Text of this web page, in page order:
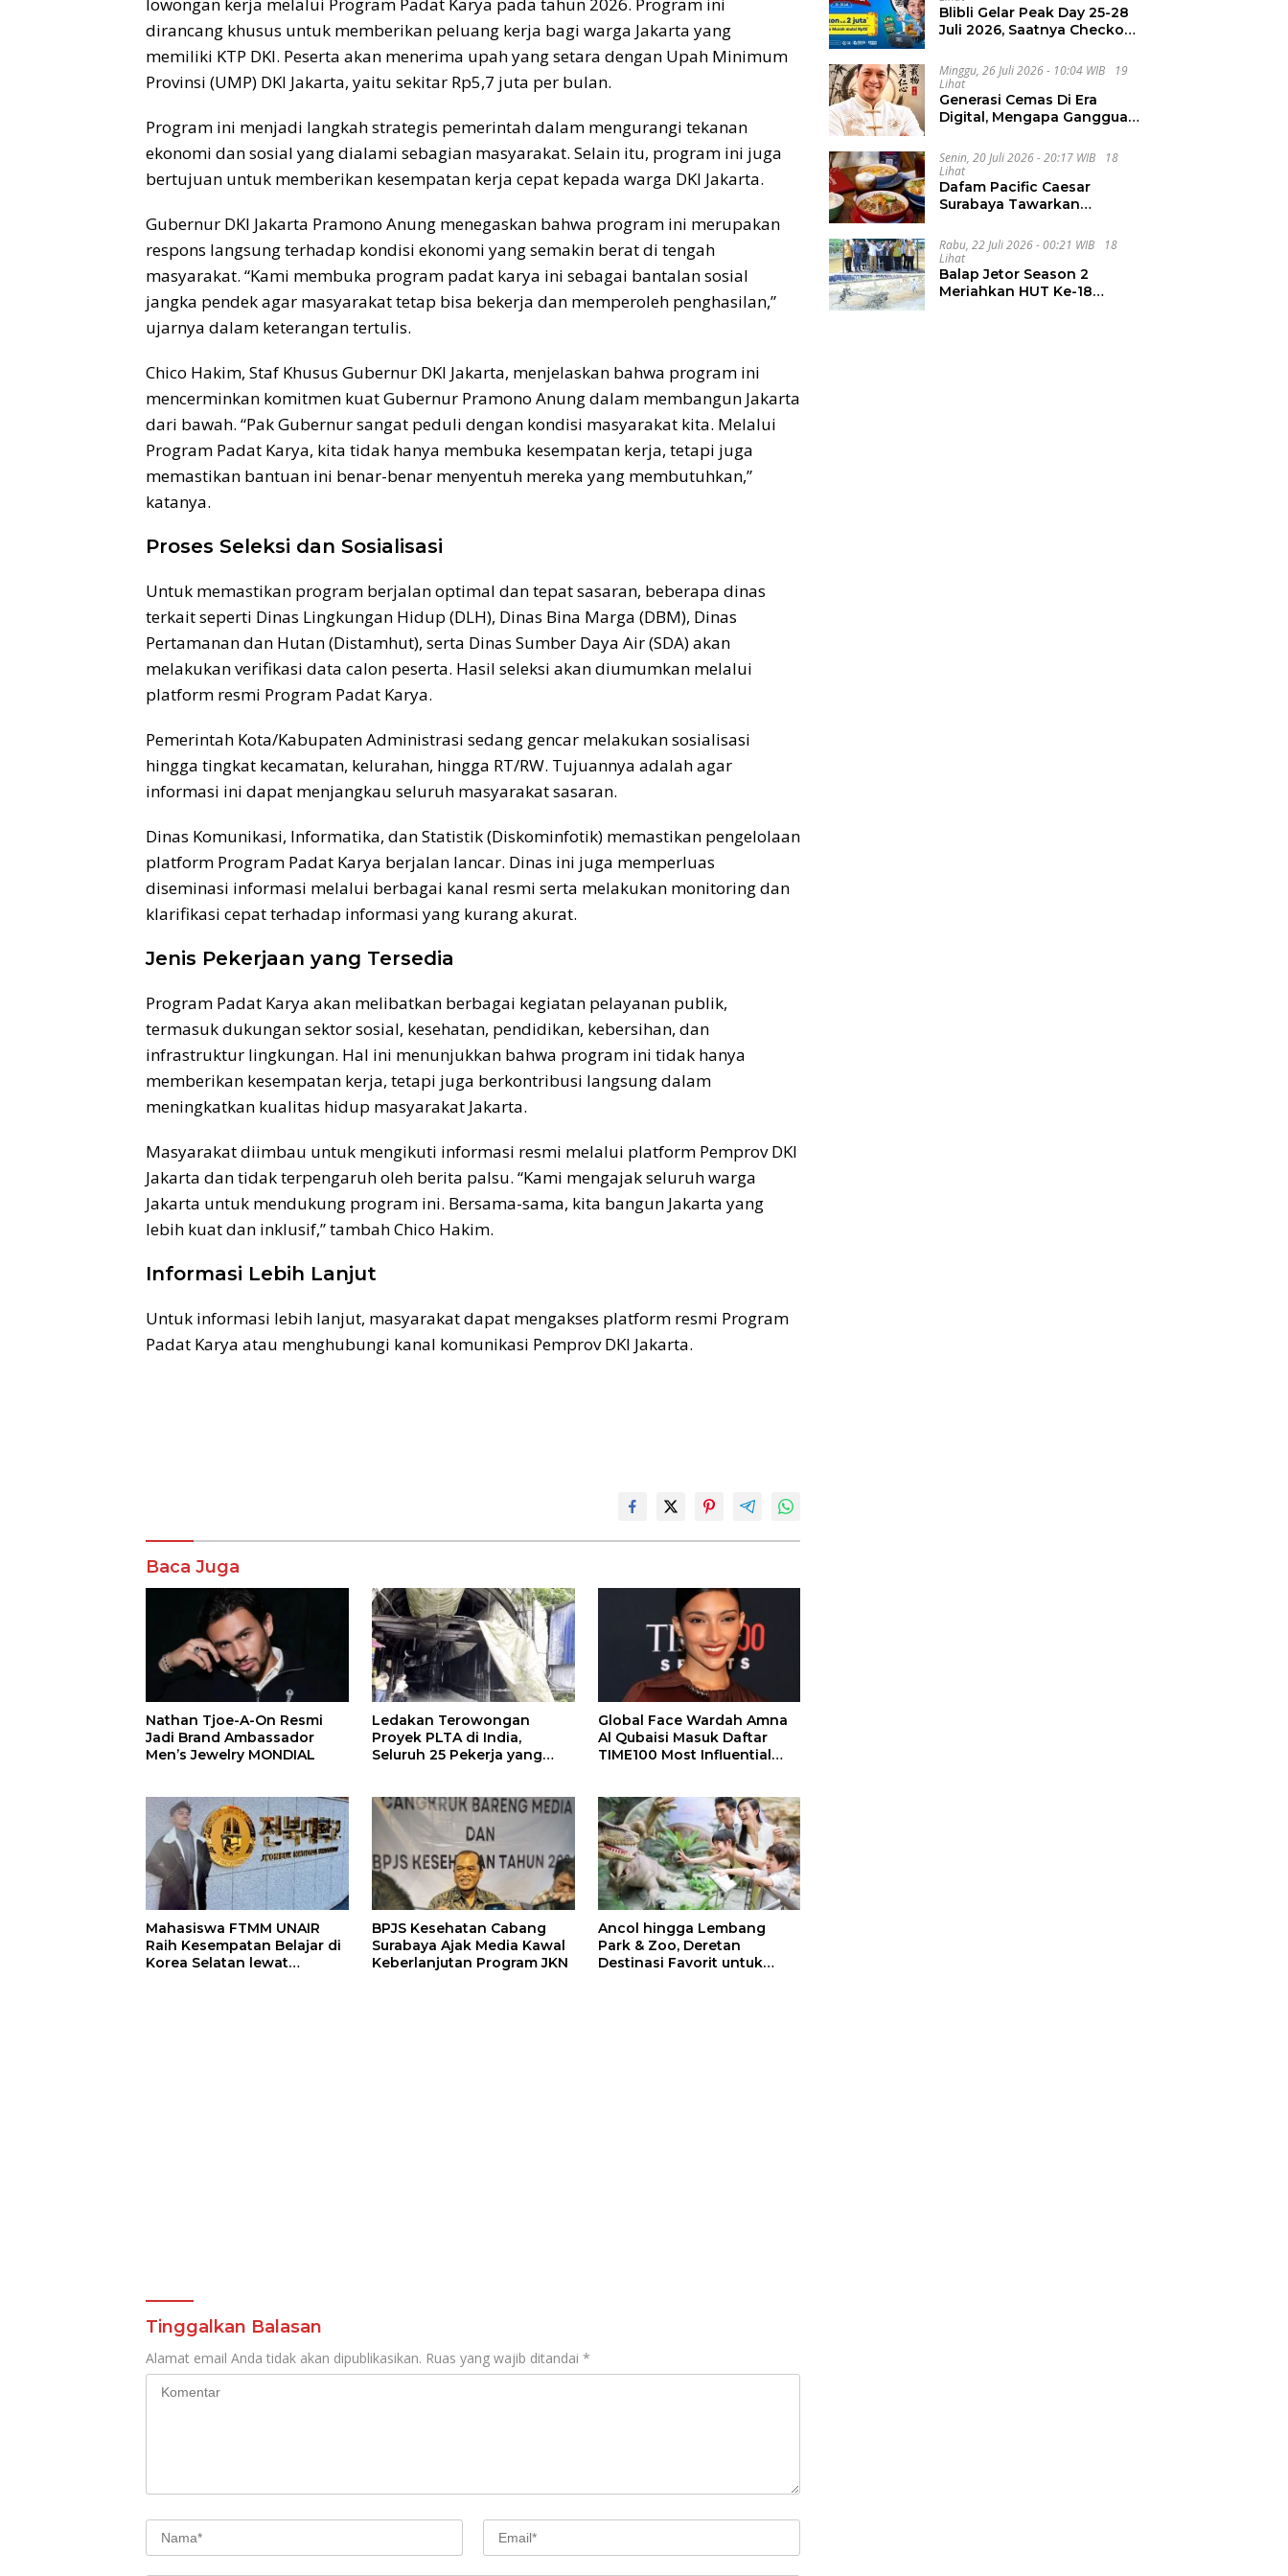
dirancang khusus untuk memberikan peluang kerja bagi warga Jakarta yang
memiliki KTP DKI. Peserta akan menerima upah yang setara dengan Upah Minimum
Provinsi (UMP) DKI Jakarta, yaitu sekitar Rp5,7 juta per bulan.
Program ini menjadi langkah strategis pemerintah dalam mengurangi tekanan
ekonomi dan sosial yang dialami sebagian masyarakat. Selain itu, program ini juga
bertujuan untuk memberikan kesempatan kerja cepat kepada warga DKI Jakarta.
Gubernur DKI Jakarta Pramono Anung menegaskan bahwa program ini merupakan
respons langsung terhadap kondisi ekonomi yang semakin berat di tengah
masyarakat. “Kami membuka program padat karya ini sebagai bantalan sosial
jangka pendek agar masyarakat tetap bisa bekerja dan memperoleh penghasilan,”
ujarnya dalam keterangan tertulis.
Chico Hakim, Staf Khusus Gubernur DKI Jakarta, menjelaskan bahwa program ini
mencerminkan komitmen kuat Gubernur Pramono Anung dalam membangun Jakarta
dari bawah. “Pak Gubernur sangat peduli dengan kondisi masyarakat kita. Melalui
Program Padat Karya, kita tidak hanya membuka kesempatan kerja, tetapi juga
memastikan bantuan ini benar-benar menyentuh mereka yang membutuhkan,”
katanya.
Proses Seleksi dan Sosialisasi
Untuk memastikan program berjalan optimal dan tepat sasaran, beberapa dinas
terkait seperti Dinas Lingkungan Hidup (DLH), Dinas Bina Marga (DBM), Dinas
Pertamanan dan Hutan (Distamhut), serta Dinas Sumber Daya Air (SDA) akan
melakukan verifikasi data calon peserta. Hasil seleksi akan diumumkan melalui
platform resmi Program Padat Karya.
Pemerintah Kota/Kabupaten Administrasi sedang gencar melakukan sosialisasi
hingga tingkat kecamatan, kelurahan, hingga RT/RW. Tujuannya adalah agar
informasi ini dapat menjangkau seluruh masyarakat sasaran.
Dinas Komunikasi, Informatika, dan Statistik (Diskominfotik) memastikan pengelolaan
platform Program Padat Karya berjalan lancar. Dinas ini juga memperluas
diseminasi informasi melalui berbagai kanal resmi serta melakukan monitoring dan
klarifikasi cepat terhadap informasi yang kurang akurat.
Jenis Pekerjaan yang Tersedia
Program Padat Karya akan melibatkan berbagai kegiatan pelayanan publik,
termasuk dukungan sektor sosial, kesehatan, pendidikan, kebersihan, dan
infrastruktur lingkungan. Hal ini menunjukkan bahwa program ini tidak hanya
memberikan kesempatan kerja, tetapi juga berkontribusi langsung dalam
meningkatkan kualitas hidup masyarakat Jakarta.
Masyarakat diimbau untuk mengikuti informasi resmi melalui platform Pemprov DKI
Jakarta dan tidak terpengaruh oleh berita palsu. “Kami mengajak seluruh warga
Jakarta untuk mendukung program ini. Bersama-sama, kita bangun Jakarta yang
lebih kuat dan inklusif,” tambah Chico Hakim.
Informasi Lebih Lanjut
Untuk informasi lebih lanjut, masyarakat dapat mengakses platform resmi Program
Padat Karya atau menghubungi kanal komunikasi Pemprov DKI Jakarta.
Komentar
Baca Juga
Nathan Tjoe-A-On Resmi
Jadi Brand Ambassador
Men’s Jewelry MONDIAL
Ledakan Terowongan
Proyek PLTA di India,
Seluruh 25 Pekerja yang
Global Face Wardah Amna
Al Qubaisi Masuk Daftar
TIME100 Most Influential
Mahasiswa FTMM UNAIR
Raih Kesempatan Belajar di
Korea Selatan lewat
BPJS Kesehatan Cabang
Surabaya Ajak Media Kawal
Keberlanjutan Program JKN
Ancol hingga Lembang
Park & Zoo, Deretan
Destinasi Favorit untuk
Tinggalkan Balasan
Alamat email Anda tidak akan dipublikasikan. Ruas yang wajib ditandai *
Blibli Gelar Peak Day 25-28
Juli 2026, Saatnya Checkout
Minggu, 26 Juli 2026 - 10:04 WIB
19
Lihat
Generasi Cemas Di Era
Digital, Mengapa Gangguan
Meningkat
Senin, 20 Juli 2026 - 20:17 WIB
18
Lihat
Dafam Pacific Caesar
Surabaya Tawarkan
Lewat The Late Shift
Rabu, 22 Juli 2026 - 00:21 WIB
18
Lihat
Balap Jetor Season 2
Meriahkan HUT Ke-18